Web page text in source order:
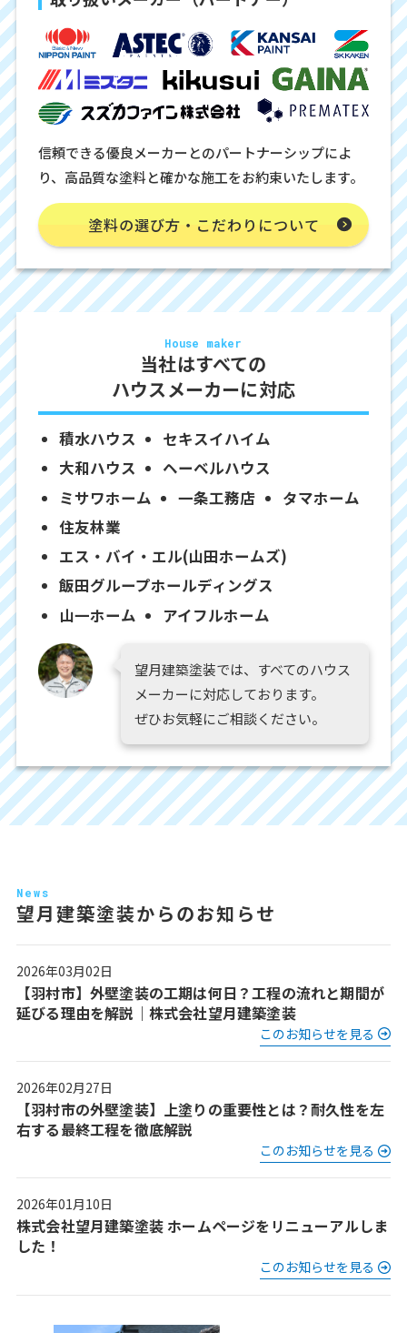
信頼できる優良メーカーとのパートナーシップによ
り、高品質な塗料と確かな施工をお約束いたします。
塗料の選び方・こだわりについて
House maker
当社はすべての
ハウスメーカーに対応
積水ハウス
セキスイハイム
大和ハウス
ヘーベルハウス
ミサワホーム
一条工務店
タマホーム
住友林業
エス・バイ・エル(山田ホームズ)
飯田グループホールディングス
山一ホーム
アイフルホーム
望月建築塗装では、すべてのハウス
メーカーに対応しております。
ぜひお気軽にご相談ください。
News
望月建築塗装からのお知らせ
2026年03月02日
【羽村市】外壁塗装の工期は何日？工程の流れと期間が
延びる理由を解説｜株式会社望月建築塗装
このお知らせを見る
2026年02月27日
【羽村市の外壁塗装】上塗りの重要性とは？耐久性を左
右する最終工程を徹底解説
このお知らせを見る
2026年01月10日
株式会社望月建築塗装 ホームページをリニューアルしま
した！
このお知らせを見る